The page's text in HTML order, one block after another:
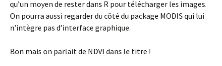
qu’un moyen de rester dans R pour télécharger les images.
On pourra aussi regarder du côté du package MODIS qui lui
n’intègre pas d’interface graphique.
Bon mais on parlait de NDVI dans le titre !